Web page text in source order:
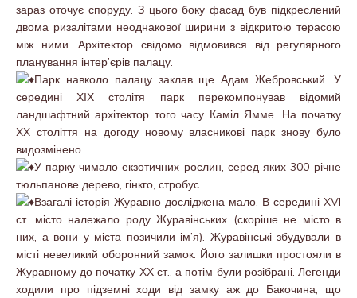
зараз оточує споруду. З цього боку фасад був підкреслений
двома ризалітами неоднакової ширини з відкритою терасою
між ними. Архітектор свідомо відмовився від регулярного
планування інтер’єрів палацу.
Парк навколо палацу заклав ще Адам Жебровський. У
середині ХІХ столітя парк перекомпонував відомий
ландшафтний архітектор того часу Каміл Ямме. На початку
ХХ століття на догоду новому власникові парк знову було
видозмінено.
У парку чимало екзотичних рослин, серед яких 300-річне
тюльпанове дерево, гінкго, стробус.
Взагалі історія Журавно досліджена мало. В середині XVI
ст. місто належало роду Журавінських (скоріше не місто в
них, а вони у міста позичили ім’я). Журавінські збудували в
місті невеликий оборонний замок. Його залишки простояли в
Журавному до початку ХХ ст., а потім були розібрані. Легенди
ходили про підземні ходи від замку аж до Бакочина, що